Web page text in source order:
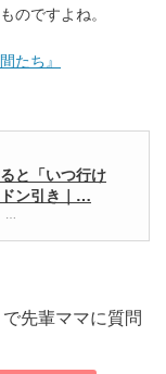
のですよね。
たち』
と「いつ行け
ン引き｜…
…
先輩ママに質問